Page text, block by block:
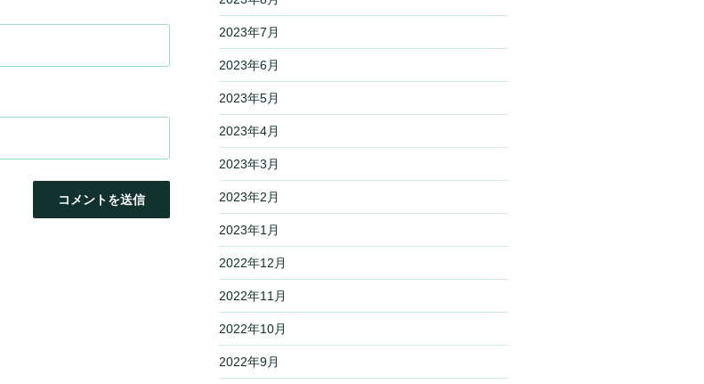
2023年7月
2023年6月
2023年5月
2023年4月
2023年3月
2023年2月
2023年1月
2022年12月
2022年11月
2022年10月
2022年9月